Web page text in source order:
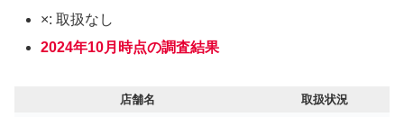
×: 取扱なし
2024年10月時点の調査結果
店舗名
取扱状況